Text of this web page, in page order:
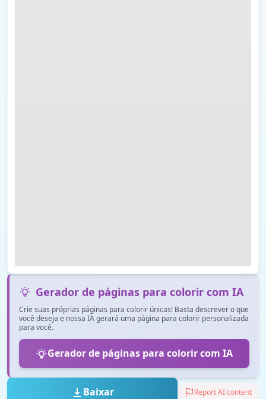
Gerador de páginas para colorir com IA
Crie suas próprias páginas para colorir únicas! Basta descrever o que
você deseja e nossa IA gerará uma página para colorir personalizada
para você.
Gerador de páginas para colorir com IA
Baixar Report AI content